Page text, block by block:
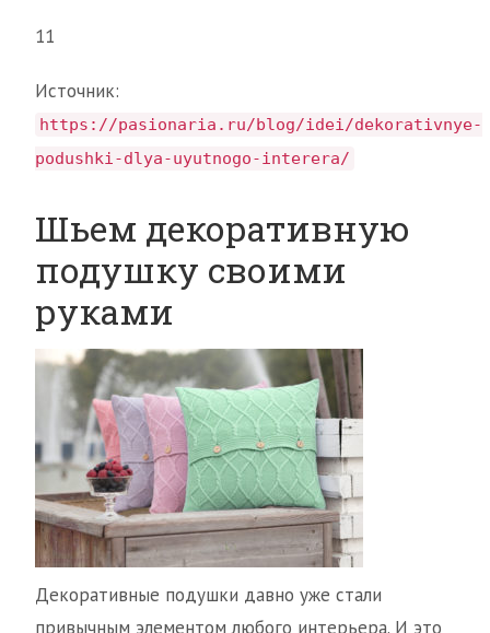
11
Источник:
https://pasionaria.ru/blog/idei/dekorativnye-
podushki-dlya-uyutnogo-interera/
Шьем декоративную
подушку своими
руками
Декоративные подушки давно уже стали
привычным элементом любого интерьера. И это